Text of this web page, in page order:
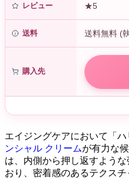
レビュー ★5
送料 送料無料 (
購入先
エイジングケアにおいて「ハ
ンシャル クリームが有力な
は、内側から押し返すよう
おり、密着感のあるテクス